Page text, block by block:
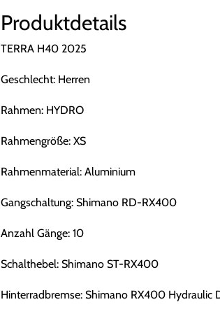
Produktdetails
TERRA H40 2025
Geschlecht: Herren
Rahmen: HYDRO
Rahmengröße: XS
Rahmenmaterial: Aluminium
Gangschaltung: Shimano RD-RX400
Anzahl Gänge: 10
Schalthebel: Shimano ST-RX400
Hinterradbremse: Shimano RX400 Hydraulic